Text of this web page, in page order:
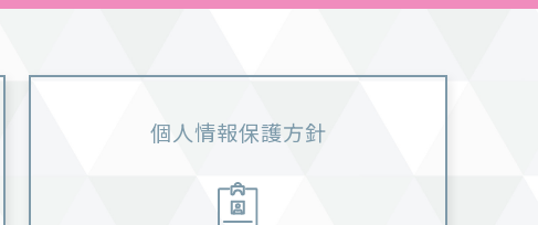
個人情報保護方針